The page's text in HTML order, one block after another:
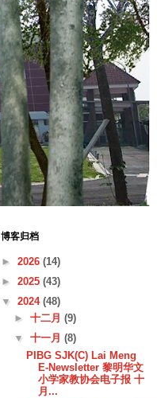
博客归档
► 2026 (14)
► 2025 (43)
▼ 2024 (48)
► 十二月 (9)
▼ 十一月 (8)
PIBG SJK(C) Lai Meng
E-Newsletter 黎明华文
小学家教协会电子报 十
月...